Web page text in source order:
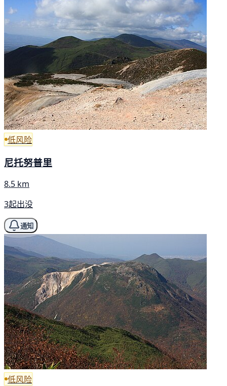
低风险
尼托努普里
8.5 km
3起出没
通知
低风险